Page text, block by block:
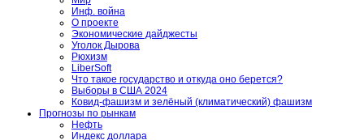
Инф. война
О проекте
Экономические дайджесты
Уголок Дырова
Рюхизм
LiberSoft
Что такое государство и откуда оно берется?
Выборы в США 2024
Ковид-фашизм и зелёный (климатический) фашизм
Прогнозы по рынкам
Нефть
Индекс доллара